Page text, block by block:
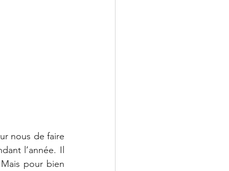
nous de faire
l’année. Il
pour bien